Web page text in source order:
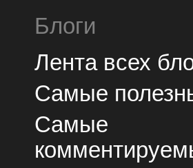
Блоги
Лента всех
Самые
Самые